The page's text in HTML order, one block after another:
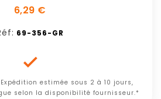
6,29 €
69-356-GR

estimée sous 2 à 10 jours,
selon la disponibilité fournisseur.*